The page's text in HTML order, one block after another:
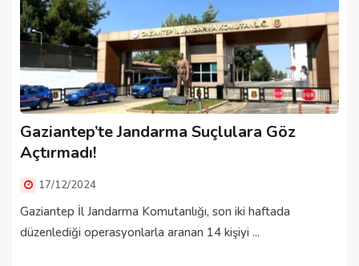
Gaziantep’te Jandarma Suçlulara Göz
Açtırmadı!
17/12/2024
Gaziantep İl Jandarma Komutanlığı, son iki haftada
düzenlediği operasyonlarla aranan 14 kişiyi ...